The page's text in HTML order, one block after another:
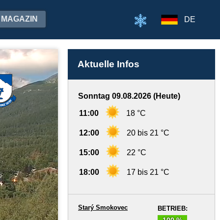
MAGAZIN DE
Aktuelle Infos
Sonntag 09.08.2026 (Heute)
11:00 18 °C
12:00 20 bis 21 °C
15:00 22 °C
18:00 17 bis 21 °C
BETRIEB:
Starý Smokovec